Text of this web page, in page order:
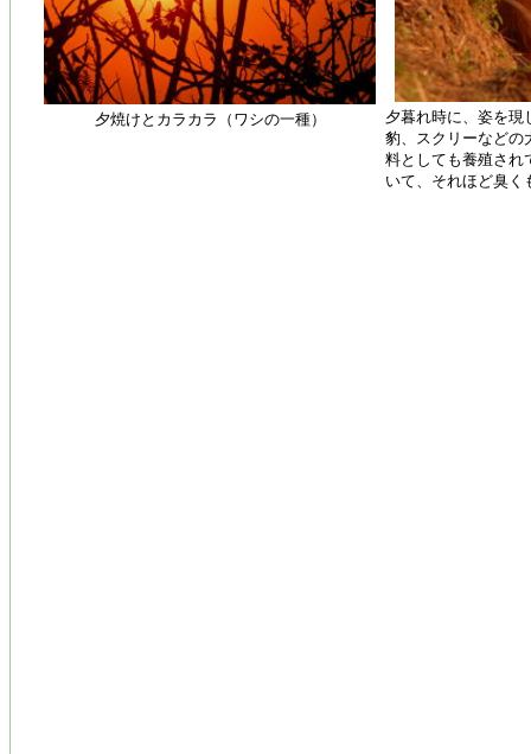
夕焼けとカラカラ（ワシの一種）
夕暮れ時に、姿を現
豹、スクリーなどの
料としても養殖され
いて、それほど臭く